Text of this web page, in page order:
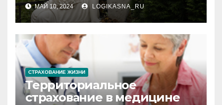
МАЙ 10, 2024 LOGIKASNA_RU
СТРАХОВАНИЕ ЖИЗНИ
Территориальное
страхование в медицине